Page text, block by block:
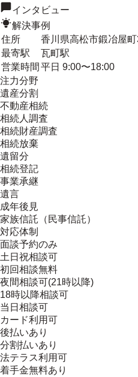
インタビュー
解決事例
住所
香川県高松市鍛冶屋
最寄駅
瓦町駅
営業時間 平日 9:00〜18:00
注力分野
遺産分割
不動産相続
相続人調査
相続財産調査
相続放棄
遺留分
相続登記
事業承継
遺言
成年後見
家族信託（民事信託）
対応体制
面談予約のみ
土日祝相談可
初回相談無料
夜間相談可(21時以降)
18時以降相談可
当日相談可
カード利用可
後払いあり
分割払いあり
法テラス利用可
着手金無料あり